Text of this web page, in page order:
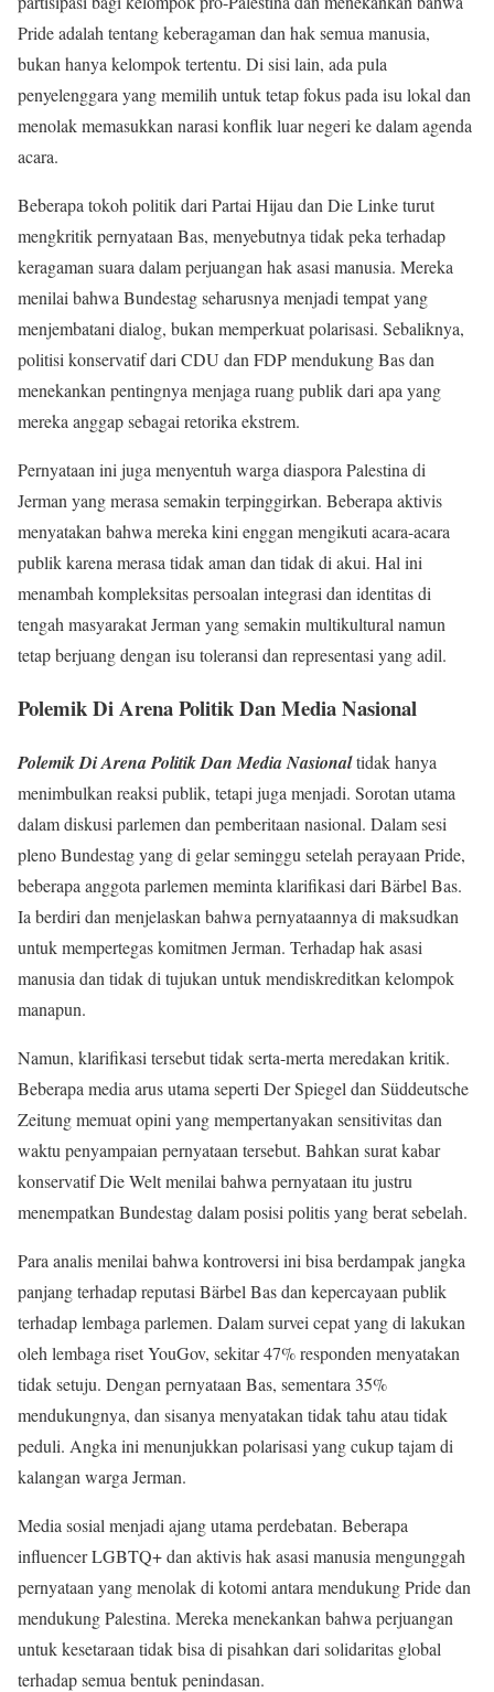
Pride adalah tentang keberagaman dan hak semua manusia,
bukan hanya kelompok tertentu. Di sisi lain, ada pula
penyelenggara yang memilih untuk tetap fokus pada isu lokal dan
menolak memasukkan narasi konflik luar negeri ke dalam agenda
acara.
Beberapa tokoh politik dari Partai Hijau dan Die Linke turut
mengkritik pernyataan Bas, menyebutnya tidak peka terhadap
keragaman suara dalam perjuangan hak asasi manusia. Mereka
menilai bahwa Bundestag seharusnya menjadi tempat yang
menjembatani dialog, bukan memperkuat polarisasi. Sebaliknya,
politisi konservatif dari CDU dan FDP mendukung Bas dan
menekankan pentingnya menjaga ruang publik dari apa yang
mereka anggap sebagai retorika ekstrem.
Pernyataan ini juga menyentuh warga diaspora Palestina di
Jerman yang merasa semakin terpinggirkan. Beberapa aktivis
menyatakan bahwa mereka kini enggan mengikuti acara-acara
publik karena merasa tidak aman dan tidak di akui. Hal ini
menambah kompleksitas persoalan integrasi dan identitas di
tengah masyarakat Jerman yang semakin multikultural namun
tetap berjuang dengan isu toleransi dan representasi yang adil.
Polemik Di Arena Politik Dan Media Nasional
Polemik Di Arena Politik Dan Media Nasionaltidak hanya
menimbulkan reaksi publik, tetapi juga menjadi. Sorotan utama
dalam diskusi parlemen dan pemberitaan nasional. Dalam sesi
pleno Bundestag yang di gelar seminggu setelah perayaan Pride,
beberapa anggota parlemen meminta klarifikasi dari Bärbel Bas.
Ia berdiri dan menjelaskan bahwa pernyataannya di maksudkan
untuk mempertegas komitmen Jerman. Terhadap hak asasi
manusia dan tidak di tujukan untuk mendiskreditkan kelompok
manapun.
Namun, klarifikasi tersebut tidak serta-merta meredakan kritik.
Beberapa media arus utama seperti Der Spiegel dan Süddeutsche
Zeitung memuat opini yang mempertanyakan sensitivitas dan
waktu penyampaian pernyataan tersebut. Bahkan surat kabar
konservatif Die Welt menilai bahwa pernyataan itu justru
menempatkan Bundestag dalam posisi politis yang berat sebelah.
Para analis menilai bahwa kontroversi ini bisa berdampak jangka
panjang terhadap reputasi Bärbel Bas dan kepercayaan publik
terhadap lembaga parlemen. Dalam survei cepat yang di lakukan
oleh lembaga riset YouGov, sekitar 47% responden menyatakan
tidak setuju. Dengan pernyataan Bas, sementara 35%
mendukungnya, dan sisanya menyatakan tidak tahu atau tidak
peduli. Angka ini menunjukkan polarisasi yang cukup tajam di
kalangan warga Jerman.
Media sosial menjadi ajang utama perdebatan. Beberapa
influencer LGBTQ+ dan aktivis hak asasi manusia mengunggah
pernyataan yang menolak di kotomi antara mendukung Pride dan
mendukung Palestina. Mereka menekankan bahwa perjuangan
untuk kesetaraan tidak bisa di pisahkan dari solidaritas global
terhadap semua bentuk penindasan.